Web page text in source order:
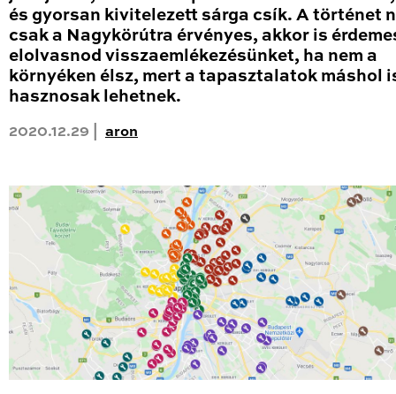
és gyorsan kivitelezett sárga csík. A történet
csak a Nagykörútra érvényes, akkor is
elolvasnod visszaemlékezésünket, ha nem a
környéken élsz, mert a tapasztalatok máshol
hasznosak lehetnek.
2020.12.29 | aron